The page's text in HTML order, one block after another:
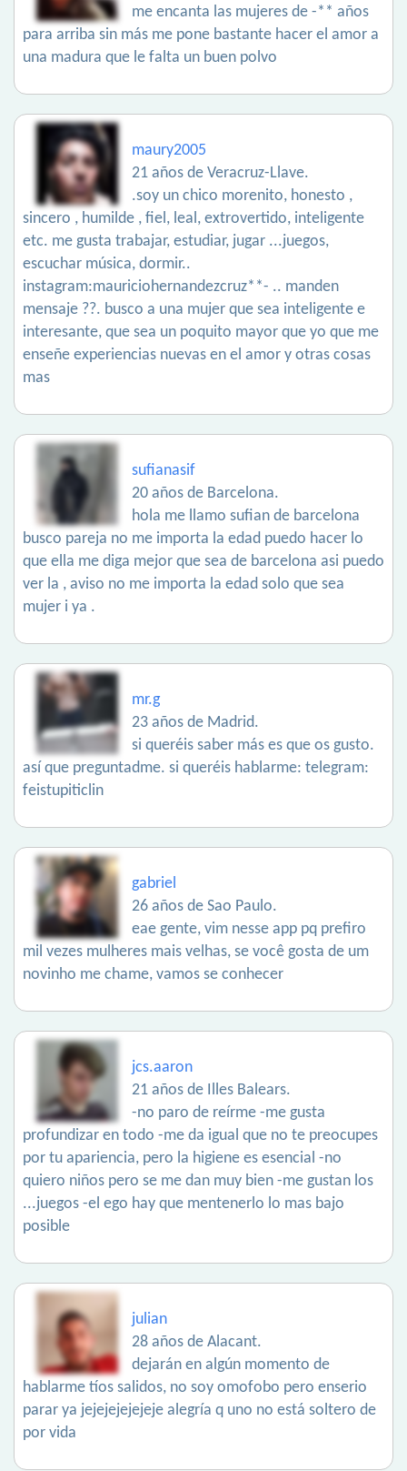
me encanta las mujeres de -** años
para arriba sin más me pone bastante hacer el amor a
una madura que le falta un buen polvo
maury2005
21 años de Veracruz-Llave.
.soy un chico morenito, honesto ,
sincero , humilde , fiel, leal, extrovertido, inteligente
etc. me gusta trabajar, estudiar, jugar ...juegos,
escuchar música, dormir..
instagram:mauriciohernandezcruz**- .. manden
mensaje ??. busco a una mujer que sea inteligente e
interesante, que sea un poquito mayor que yo que me
enseñe experiencias nuevas en el amor y otras cosas
mas
sufianasif
20 años de Barcelona.
hola me llamo sufian de barcelona
busco pareja no me importa la edad puedo hacer lo
que ella me diga mejor que sea de barcelona asi puedo
ver la , aviso no me importa la edad solo que sea
mujer i ya .
mr.g
23 años de Madrid.
si queréis saber más es que os gusto.
así que preguntadme. si queréis hablarme: telegram:
feistupiticlin
gabriel
26 años de Sao Paulo.
eae gente, vim nesse app pq prefiro
mil vezes mulheres mais velhas, se você gosta de um
novinho me chame, vamos se conhecer
jcs.aaron
21 años de Illes Balears.
-no paro de reírme -me gusta
profundizar en todo -me da igual que no te preocupes
por tu apariencia, pero la higiene es esencial -no
quiero niños pero se me dan muy bien -me gustan los
...juegos -el ego hay que mentenerlo lo mas bajo
posible
julian
28 años de Alacant.
dejarán en algún momento de
hablarme tíos salidos, no soy omofobo pero enserio
parar ya jejejejejejeje alegría q uno no está soltero de
por vida